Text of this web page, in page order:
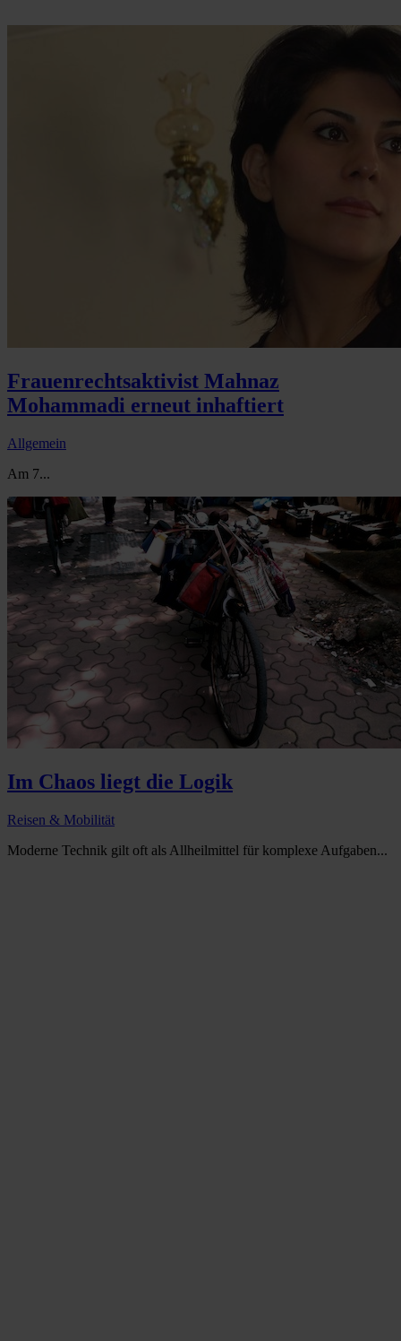
Frauenrechtsaktivist Mahnaz
Mohammadi erneut inhaftiert
Allgemein
Am 7...
Im Chaos liegt die Logik
Reisen & Mobilität
Moderne Technik gilt oft als Allheilmittel für komplexe Aufgaben...